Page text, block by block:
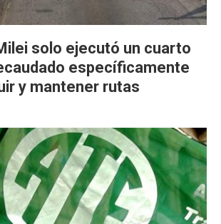
solo ejecutó un cuarto
específicamente
y mantener rutas